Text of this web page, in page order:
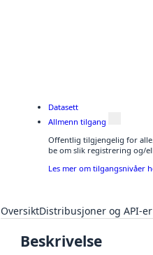
Datasett
Allmenn tilgang
Offentlig tilgjengelig for
be om slik registrering og/
Les mer om tilgangsnivåer
OversiktDistribusjoner og API-er
Beskrivelse